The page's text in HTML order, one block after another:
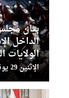
بيان
الداخل
الولايات
الإثنين 29 يونيو 2026 - 21:11:46